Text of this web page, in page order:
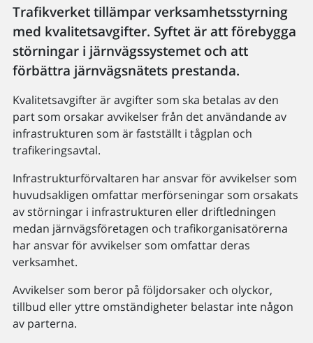
Trafikverket tillämpar verksamhetsstyrning
med kvalitetsavgifter. Syftet är att förebygga
störningar i järnvägssystemet och att
förbättra järnvägsnätets prestanda.
Kvalitetsavgifter är avgifter som ska betalas av den
part som orsakar avvikelser från det användande av
infrastrukturen som är fastställt i tågplan och
trafikeringsavtal.
Infrastrukturförvaltaren har ansvar för avvikelser som
huvudsakligen omfattar merförseningar som orsakats
av störningar i infrastrukturen eller driftledningen
medan järnvägsföretagen och trafikorganisatörerna
har ansvar för avvikelser som omfattar deras
verksamhet.
Avvikelser som beror på följdorsaker och olyckor,
tillbud eller yttre omständigheter belastar inte någon
av parterna.